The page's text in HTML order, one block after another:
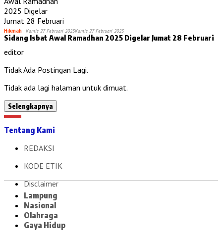
Hikmah Kamis 27 Februari 2025Kamis 27 Februari 2025
Sidang Isbat Awal Ramadhan 2025 Digelar Jumat 28 Februari
editor
Tidak Ada Postingan Lagi.
Tidak ada lagi halaman untuk dimuat.
Selengkapnya
Tentang Kami
REDAKSI
KODE ETIK
Disclaimer
Lampung
Nasional
Olahraga
Gaya Hidup